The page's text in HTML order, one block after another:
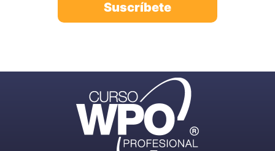
Suscríbete